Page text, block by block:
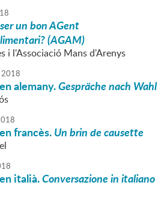
un bon AGent
(AGAM)
i l'Associació Mans d'Arenys
2018
alemany.Gespräche nach Wahl
francès.Un brin de causette
italià.Conversazione in italiano